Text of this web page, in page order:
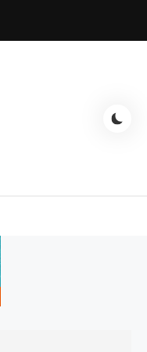
podcast, chismes y